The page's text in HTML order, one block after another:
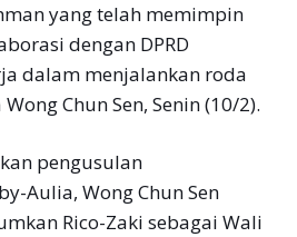
yang telah memimpin
dengan DPRD
dalam menjalankan roda
Chun Sen, Senin (10/2).
pengusulan
Aulia, Wong Chun Sen
Rico-Zaki sebagai Wali